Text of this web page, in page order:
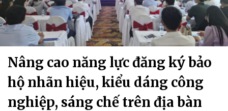
Nâng cao năng lực đăng ký bảo
hộ nhãn hiệu, kiểu dáng công
nghiệp, sáng chế trên địa bàn